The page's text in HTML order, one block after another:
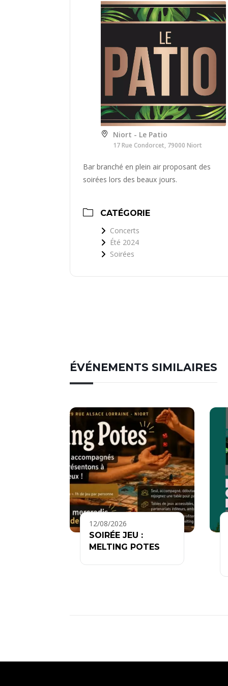
Niort - Le Patio
17 Rue Condorcet, 79000 Niort
Bar branché en plein air proposant des
soirées lors des beaux jours.
CATÉGORIE
Concerts
Été 2024
Soirées
ÉVÉNEMENTS SIMILAIRES
12/08/2026
SOIRÉE JEU :
MELTING POTES